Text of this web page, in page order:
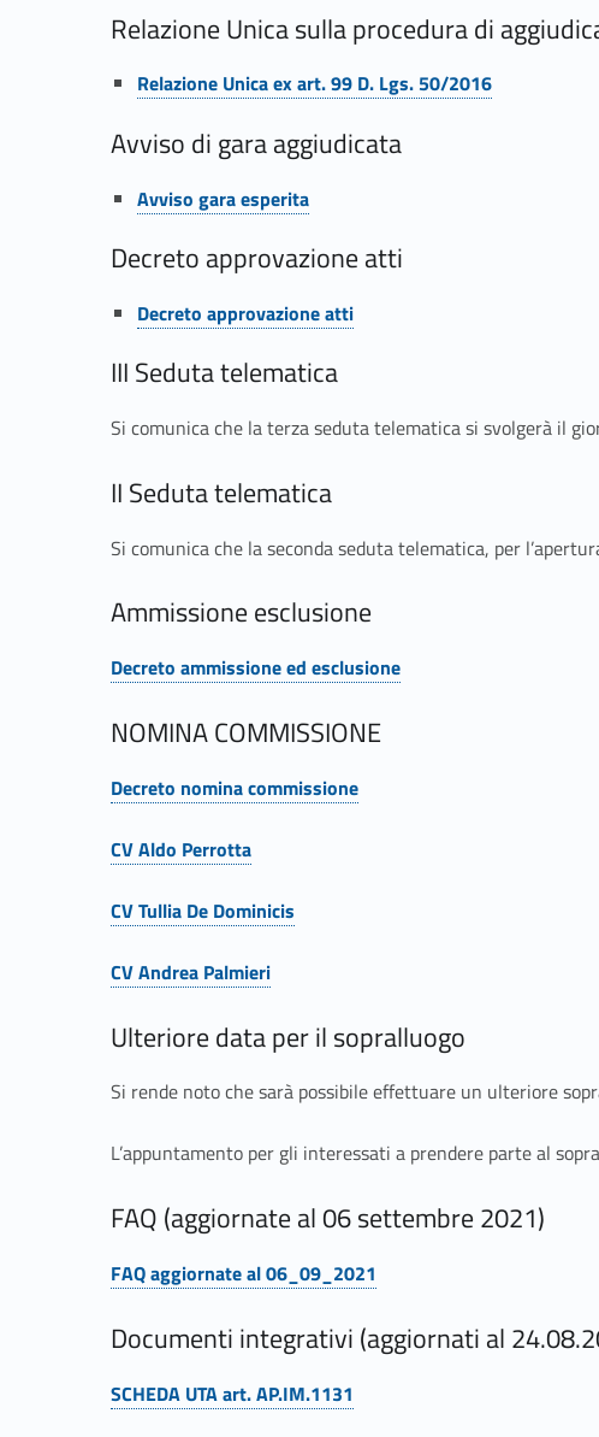
L
a
v
o
r
i
d
i
r
i
s
t
r
u
t
t
u
r
a
z
i
o
n
e
Relazione Unica sulla procedura di
Link identifier #identifier__171063-1
Relazione Unica ex art. 99 D. Lgs. 50/2016
Avviso di gara aggiudicata
Link identifier #identifier__83519-2
Avviso gara esperita
Decreto approvazione atti
Link identifier #identifier__51350-3
Decreto approvazione atti
III Seduta telematica
Si comunica che la terza seduta telematica si svolgerà il
II Seduta telematica
Si comunica che la seconda seduta telematica, per
Ammissione esclusione
Decreto ammissione ed esclusione
NOMINA COMMISSIONE
Decreto nomina commissione
CV Aldo Perrotta
CV Tullia De Dominicis
CV Andrea Palmieri
Ulteriore data per il sopralluogo
Si rende noto che sarà possibile effettuare un ulteriore
L’appuntamento per gli interessati a prendere parte al
FAQ (aggiornate al 06 settembre 2021)
FAQ aggiornate al 06_09_2021
Documenti integrativi (aggiornati al
SCHEDA UTA art. AP.IM.1131